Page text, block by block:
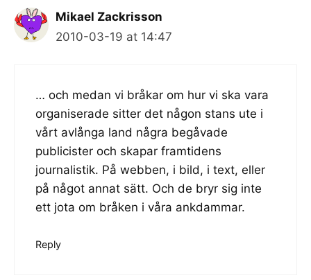
Mikael Zackrisson
2010-03-19 at 14:47
… och medan vi bråkar om hur vi ska vara
organiserade sitter det någon stans ute i
vårt avlånga land några begåvade
publicister och skapar framtidens
journalistik. På webben, i bild, i text, eller
på något annat sätt. Och de bryr sig inte
ett jota om bråken i våra ankdammar.
Reply